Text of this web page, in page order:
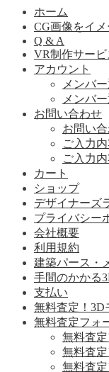
ホーム
CG画像をイ
Q & A
VR制作サー
アカウント
メンバ
メンバ
お問い合わせ
お問い
ご入力
ご入力
カート
ショップ
デザイナーズ
プライバシー
会社概要
利用規約
建築パース・
手間のかかる
支払い
無料査定！3D
無料査定フォ
無料査
無料査
無料査